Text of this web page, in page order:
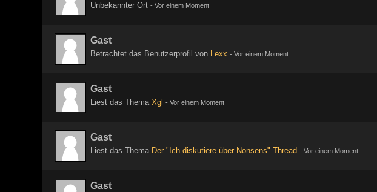
Unbekannter Ort - Vor einem Moment
Gast
Betrachtet das Benutzerprofil von Lexx - Vor einem Moment
Gast
Liest das Thema Xgl - Vor einem Moment
Gast
Liest das Thema Der "Ich diskutiere über Nonsens" Thread - Vor einem Moment
Gast